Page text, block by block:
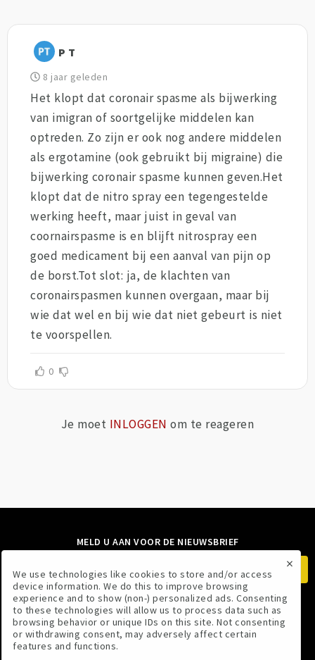
P T
8 jaar geleden
Het klopt dat coronair spasme als bijwerking
van imigran of soortgelijke middelen kan
optreden. Zo zijn er ook nog andere middelen
als ergotamine (ook gebruikt bij migraine) die
bijwerking coronair spasme kunnen geven.Het
klopt dat de nitro spray een tegengestelde
werking heeft, maar juist in geval van
coornairspasme is en blijft nitrospray een
goed medicament bij een aanval van pijn op
de borst.Tot slot: ja, de klachten van
coronairspasmen kunnen overgaan, maar bij
wie dat wel en bij wie dat niet gebeurt is niet
te voorspellen.
0
Je moet INLOGGEN om te reageren
MELD U AAN VOOR DE NIEUWSBRIEF
VOLG ONS
×
We use technologies like cookies to store and/or access
device information. We do this to improve browsing
experience and to show (non-) personalized ads. Consenting
to these technologies will allow us to process data such as
browsing behavior or unique IDs on this site. Not consenting
or withdrawing consent, may adversely affect certain
features and functions.